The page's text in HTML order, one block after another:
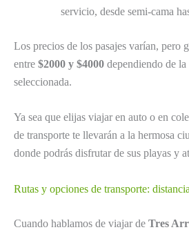
servicio, desde semi-cama
Los precios de los pasajes varían, pero
entre $2000 y $4000 dependiendo de
seleccionada.
Ya sea que elijas viajar en auto o en
de transporte te llevarán a la hermosa
donde podrás disfrutar de sus playas y
Rutas y opciones de transporte:
Cuando hablamos de viajar de Tres